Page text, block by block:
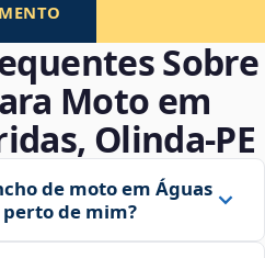
Sobre
Moto em
Olinda‑PE
de moto em Águas
perto de mim?